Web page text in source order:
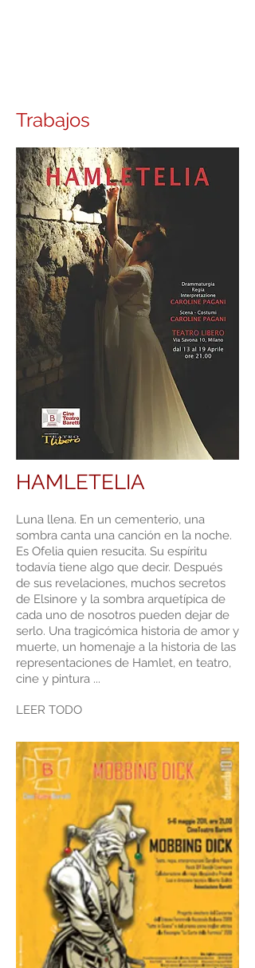
Trabajos
HAMLETELIA
Luna llena. En un cementerio, una
sombra canta una canción en la noche.
Es Ofelia quien resucita. Su espíritu
todavía tiene algo que decir. Después
de sus revelaciones, muchos secretos
de Elsinore y la sombra arquetípica de
cada uno de nosotros pueden dejar de
serlo. Una tragicómica historia de amor y
muerte, un homenaje a la historia de las
representaciones de Hamlet, en teatro,
cine y pintura ...
LEER TODO